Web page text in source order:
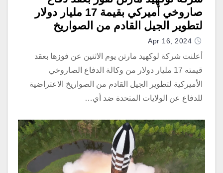
صاروخي أميركي بقيمة 17 مليار دولار
لتطوير الجيل القادم من الصواريخ
الاعتراضية
Apr 16, 2024
أعلنت شركة لوكهيد مارتن يوم الاثنين عن فوزها بعقد
قيمته 17 مليار دولار من وكالة الدفاع الصاروخي
الأميركية لتطوير الجيل القادم من الصواريخ الاعتراضية
للدفاع عن الولايات المتحدة ضد أي…